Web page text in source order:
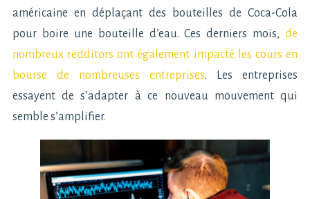
américaine en déplaçant des bouteilles de Coca-Cola
pour boire une bouteille d’eau. Ces derniers mois,de
nombreux redditors ont également impacté les cours en
bourse de nombreuses entreprises. Les entreprises
essayent de s’adapter à ce nouveau mouvement qui
semble s’amplifier.